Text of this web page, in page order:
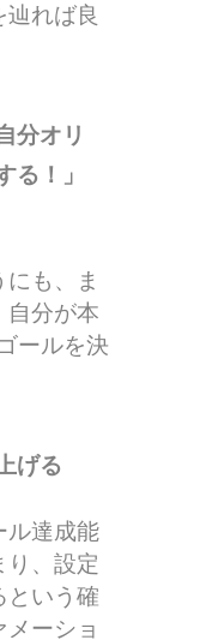
辿れば良
分オリ
る！」
も、ま
自分が本
ールを決
げる
ル達成能
り、設定
という確
ーショ